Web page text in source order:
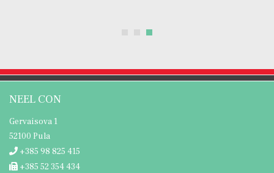
NEEL CON
Gervaisova 1
52100 Pula
+385 98 825 415
+385 52 354 434